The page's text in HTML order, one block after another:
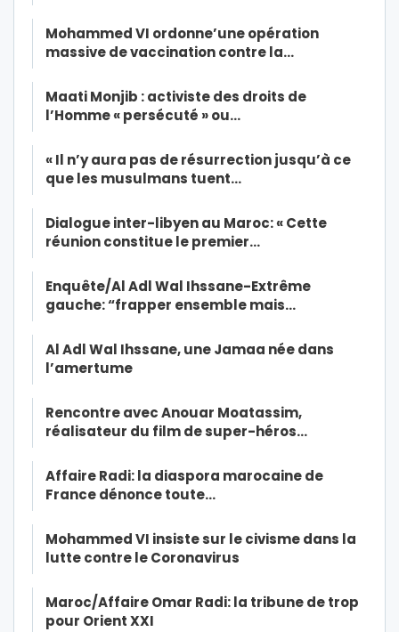
Mohammed VI ordonne’une opération
massive de vaccination contre la…
Maati Monjib : activiste des droits de
l’Homme « persécuté » ou…
« Il n’y aura pas de résurrection jusqu’à ce
que les musulmans tuent…
Dialogue inter-libyen au Maroc: « Cette
réunion constitue le premier…
Enquête/Al Adl Wal Ihssane-Extrême
gauche: “frapper ensemble mais…
Al Adl Wal Ihssane, une Jamaa née dans
l’amertume
Rencontre avec Anouar Moatassim,
réalisateur du film de super-héros…
Affaire Radi: la diaspora marocaine de
France dénonce toute…
Mohammed VI insiste sur le civisme dans la
lutte contre le Coronavirus
Maroc/Affaire Omar Radi: la tribune de trop
pour Orient XXI